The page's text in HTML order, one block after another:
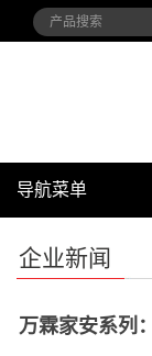
导航菜单
企业新闻
万霖家安系列